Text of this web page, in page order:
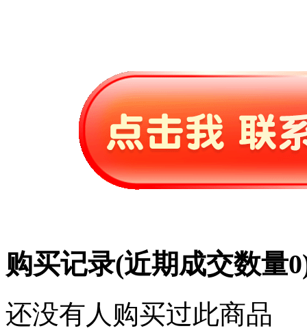
购买记录(近期成交数量0
还没有人购买过此商品